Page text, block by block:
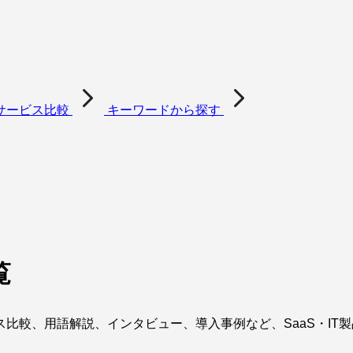
ービス比較 キーワードから探す
較、用語解説、インタビュー、導入事例など、SaaS・IT